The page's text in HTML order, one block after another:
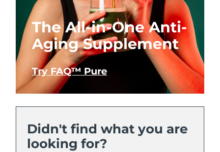
The All-in-One Anti-
Aging Supplement
Try FAQ™ Pure
Didn't find what you are
looking for?